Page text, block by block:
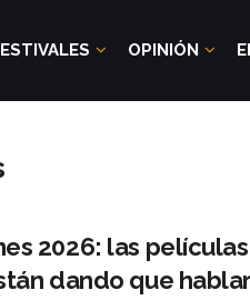
OPINIÓN
2026: las
dando que hablar